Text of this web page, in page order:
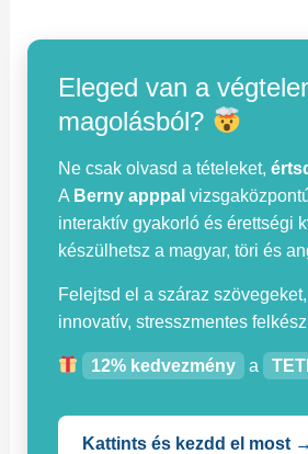
Eleged van a
magolásból?
Ne csak olvasd a tételeket,
A Berny apppal
interaktív gyakorló és érettségi
készülhetsz a magyar, töri és
Felejtsd el a száraz
innovatív, stresszmentes
12% kedvezmény a
Kattints és kezdd el most →